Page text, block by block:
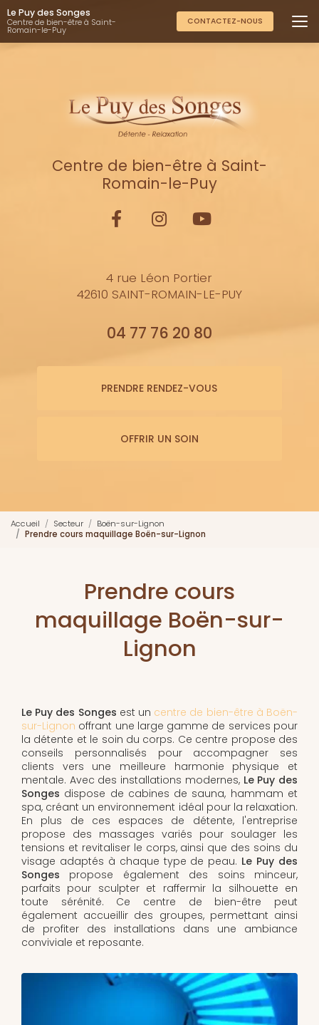
Aller
au
contenu
principal
Le Puy des Songes
Centre de bien-être à Saint-
Romain-le-Puy
CONTACTEZ-NOUS
Centre de bien-être à Saint-
Romain-le-Puy
4 rue Léon Portier
42610 SAINT-ROMAIN-LE-PUY
04 77 76 20 80
PRENDRE RENDEZ-VOUS
OFFRIR UN SOIN
Accueil Secteur
Boën-sur-Lignon
Prendre cours maquillage Boën-sur-Lignon
Prendre cours
maquillage Boën-sur-
Lignon
Le Puy des Songes est un centre de bien-être à Boën-
sur-Lignon offrant une large gamme de services pour
la détente et le soin du corps. Ce centre propose des
conseils personnalisés pour accompagner ses
clients vers une meilleure harmonie physique et
mentale. Avec des installations modernes, Le Puy des
Songes dispose de cabines de sauna, hammam et
spa, créant un environnement idéal pour la relaxation.
En plus de ces espaces de détente, l'entreprise
propose des massages variés pour soulager les
tensions et revitaliser le corps, ainsi que des soins du
visage adaptés à chaque type de peau. Le Puy des
Songes propose également des soins minceur,
parfaits pour sculpter et raffermir la silhouette en
toute sérénité. Ce centre de bien-être peut
également accueillir des groupes, permettant ainsi
de profiter des installations dans une ambiance
conviviale et reposante.